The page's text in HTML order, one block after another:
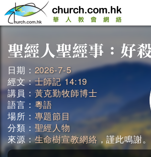
日期： 2026-7-5
經文：士師記 14:19
講員： 黃克勤牧師博士
語言： 粵語
場所： 專題節目
分類： 聖經人物
來源：生命樹宣教網絡 ，謹此鳴謝